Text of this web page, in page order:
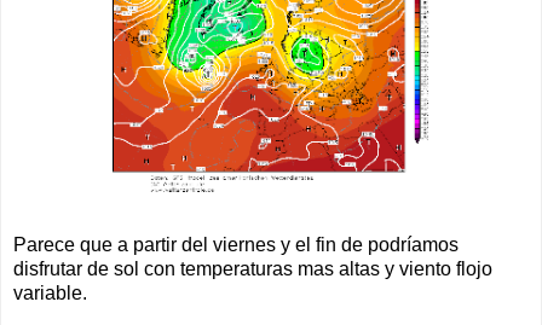
Parece que a partir del viernes y el fin de podríamos
disfrutar de sol con temperaturas mas altas y viento flojo
variable.